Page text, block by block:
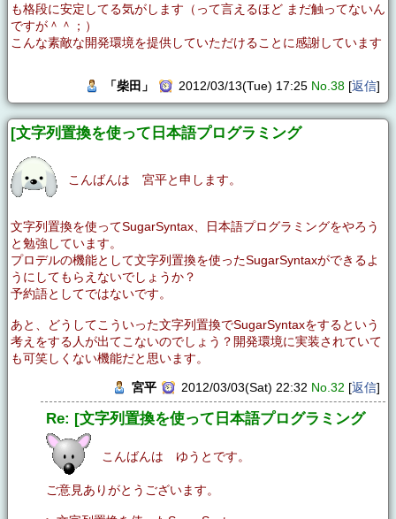
も格段に安定してる気がします（って言えるほど まだ触ってないん
ですが＾＾；）
こんな素敵な開発環境を提供していただけることに感謝しています
「柴田」 2012/03/13(Tue) 17:25 No.38 [返信]
[文字列置換を使って日本語プログラミング
こんばんは 宮平と申します。
文字列置換を使ってSugarSyntax、日本語プログラミングをやろう
と勉強しています。
プロデルの機能として文字列置換を使ったSugarSyntaxができるよ
うにしてもらえないでしょうか？
予約語としてではないです。
あと、どうしてこういった文字列置換でSugarSyntaxをするという
考えをする人が出てこないのでしょう？開発環境に実装されていて
も可笑しくない機能だと思います。
宮平 2012/03/03(Sat) 22:32 No.32 [返信]
Re: [文字列置換を使って日本語プログラミング
こんばんは ゆうとです。
ご意見ありがとうございます。